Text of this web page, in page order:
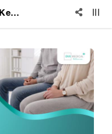
Perbedaan Gejala Kencing Nanah Pada Pria dan Wanita yang Perlu Diketahui, Segera Periksa di DVX Medical Jakarta!